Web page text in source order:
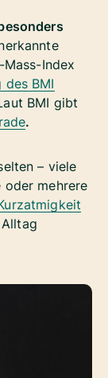
Index
BMI
BMI gibt
.
– viele
oder mehrere